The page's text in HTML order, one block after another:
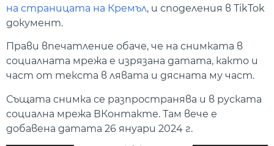
на страницата на Кремъл, и споделения в TikTok
документ.
Прави впечатление обаче, че на снимката в
социалната мрежа е изрязана датата, както и
част от текста в лявата и дясната му част.
Същата снимка се разпространява и в руската
социална мрежа ВКонтакте. Там вече е
добавена датата 26 януари 2024 г.